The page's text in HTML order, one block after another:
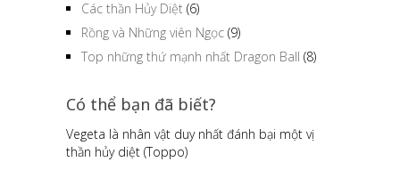
Các thần Hủy Diệt (6)
Rồng và Những viên Ngọc (9)
Top những thứ mạnh nhất Dragon Ball (8)
Có thể bạn đã biết?
Vegeta là nhân vật duy nhất đánh bại một vị
thần hủy diệt (Toppo)